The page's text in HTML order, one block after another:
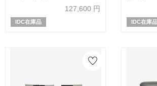
127,600 円
IDC在庫品 IDC在庫品